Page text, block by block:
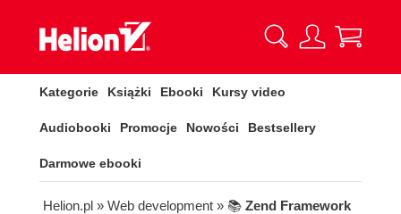
Kategorie Książki Ebooki Kursy video
Audiobooki Promocje Nowości Bestsellery
Darmowe ebooki
Helion.pl » Web development » 📚 Zend Framework